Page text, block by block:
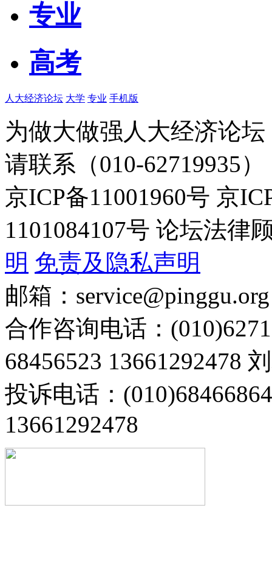
专业
高考
人大经济论坛 大学 专业 手机版
为做大做强人大经济论
请联系（010-62719935）
京ICP备11001960号 京
1101084107号 论坛法律
明 免责及隐私声明
邮箱：service@pinggu.org
合作咨询电话：
68456523 13661292478
投诉电话：
13661292478